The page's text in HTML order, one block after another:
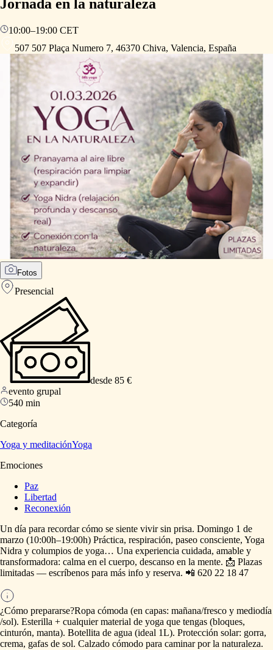
Jornada en la naturaleza
10:00–19:00 CET
507 507 Plaça Numero 7, 46370 Chiva, Valencia, España
Fotos
Presencial
desde 85 €
evento grupal
540 min
Categoría
Yoga y meditaciónYoga
Emociones
Paz
Libertad
Reconexión
Un día para recordar cómo se siente vivir sin prisa. Domingo 1 de
marzo (10:00h–19:00h) Práctica, respiración, paseo consciente, Yoga
Nidra y columpios de yoga… Una experiencia cuidada, amable y
transformadora: calma en el cuerpo, descanso en la mente. 📩 Plazas
limitadas — escríbenos para más info y reserva. 📲 620 22 18 47
¿Cómo prepararse?Ropa cómoda (en capas: mañana​/​fresco y mediodía
/​sol). Esterilla + cualquier material de yoga que tengas (bloques,
cinturón, manta). Botellita de agua (ideal 1L). Protección solar: gorra,
crema, gafas de sol. Calzado cómodo para caminar por la naturaleza.